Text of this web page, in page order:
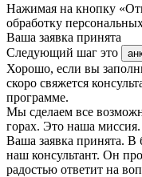
Нажимая на кнопку
обработку
Ваша заявка принята
Следующий шаг это
Хорошо, если вы
скоро свяжется
программе.
Мы сделаем все
горах. Это наша
Ваша заявка принята. В
наш консультант. Он
радостью ответит на